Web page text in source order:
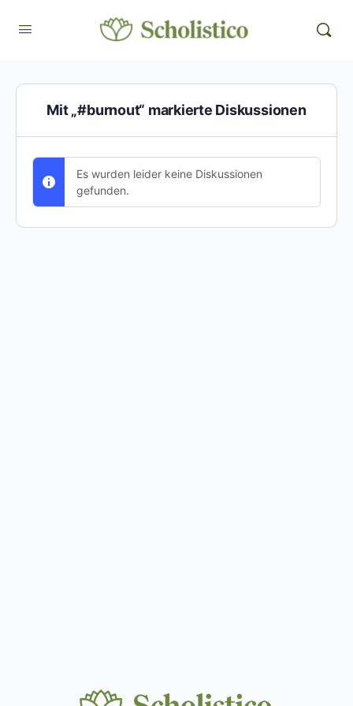
Mit „#burnout“ markierte Diskussionen
Es wurden leider keine Diskussionen
gefunden.